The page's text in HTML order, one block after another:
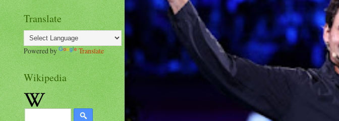
Translate
Powered by Translate
Wikipedia